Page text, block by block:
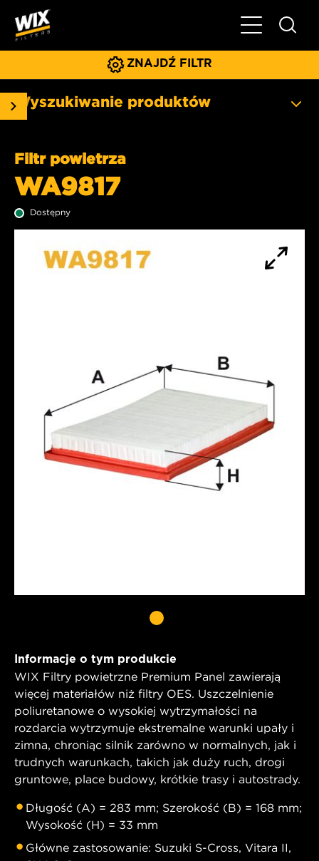
Pokaż/ukryj
ZNAJDŹ FILTR
Wyszukiwanie produktów
Filtr powietrza
WA9817
Dostępny
Informacje o tym produkcie
WIX Filtry powietrzne Premium Panel zawierają
więcej materiałów niż filtry OES. Uszczelnienie
poliuretanowe o wysokiej wytrzymałości na
rozdarcia wytrzymuje ekstremalne warunki upały i
zimna, chroniąc silnik zarówno w normalnych, jak i
trudnych warunkach, takich jak duży ruch, drogi
gruntowe, place budowy, krótkie trasy i autostrady.
Długość (A) = 283 mm; Szerokość (B) = 168 mm;
Wysokość (H) = 33 mm
Główne zastosowanie: Suzuki S-Cross, Vitara II,